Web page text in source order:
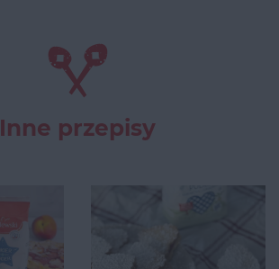
Inne przepisy